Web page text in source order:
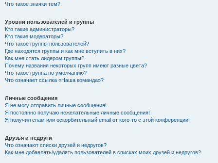
Что такое значки тем?
Уровни пользователей и группы
Кто такие администраторы?
Кто такие модераторы?
Что такое группы пользователей?
Где находятся группы и как мне вступить в них?
Как мне стать лидером группы?
Почему названия некоторых групп имеют разные цвета?
Что такое группа по умолчанию?
Что означает ссылка «Наша команда»?
Личные сообщения
Я не могу отправить личные сообщения!
Я постоянно получаю нежелательные личные сообщения!
Я получил спам или оскорбительный email от кого-то с этой конференции!
Друзья и недруги
Что означают списки друзей и недругов?
Как мне добавлять/удалять пользователей в списках моих друзей и недругов?